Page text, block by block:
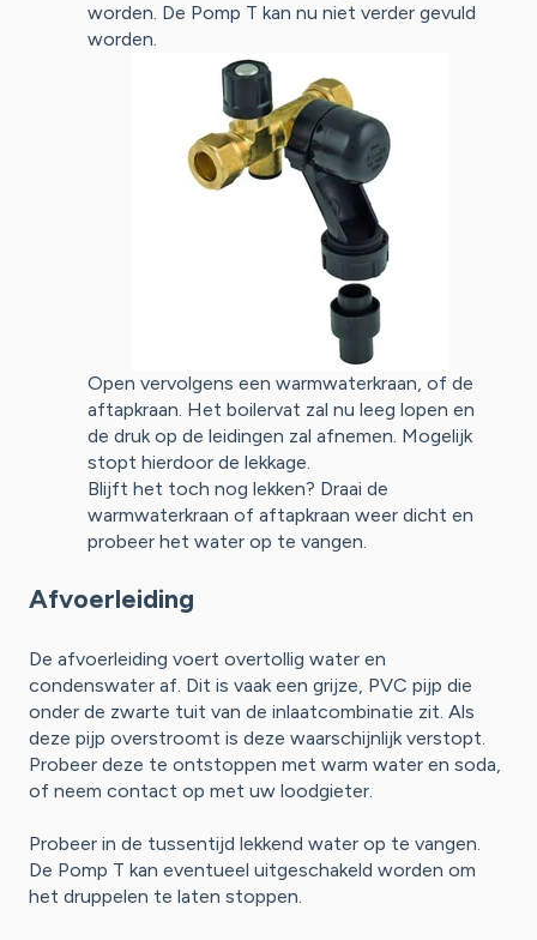
worden. De Pomp T kan nu niet verder gevuld
worden.
Open vervolgens een warmwaterkraan, of de
aftapkraan. Het boilervat zal nu leeg lopen en
de druk op de leidingen zal afnemen. Mogelijk
stopt hierdoor de lekkage.
Blijft het toch nog lekken? Draai de
warmwaterkraan of aftapkraan weer dicht en
probeer het water op te vangen.
Afvoerleiding
De afvoerleiding voert overtollig water en
condenswater af. Dit is vaak een grijze, PVC pijp die
onder de zwarte tuit van de inlaatcombinatie zit. Als
deze pijp overstroomt is deze waarschijnlijk verstopt.
Probeer deze te ontstoppen met warm water en soda,
of neem contact op met uw loodgieter.
Probeer in de tussentijd lekkend water op te vangen.
De Pomp T kan eventueel uitgeschakeld worden om
het druppelen te laten stoppen.